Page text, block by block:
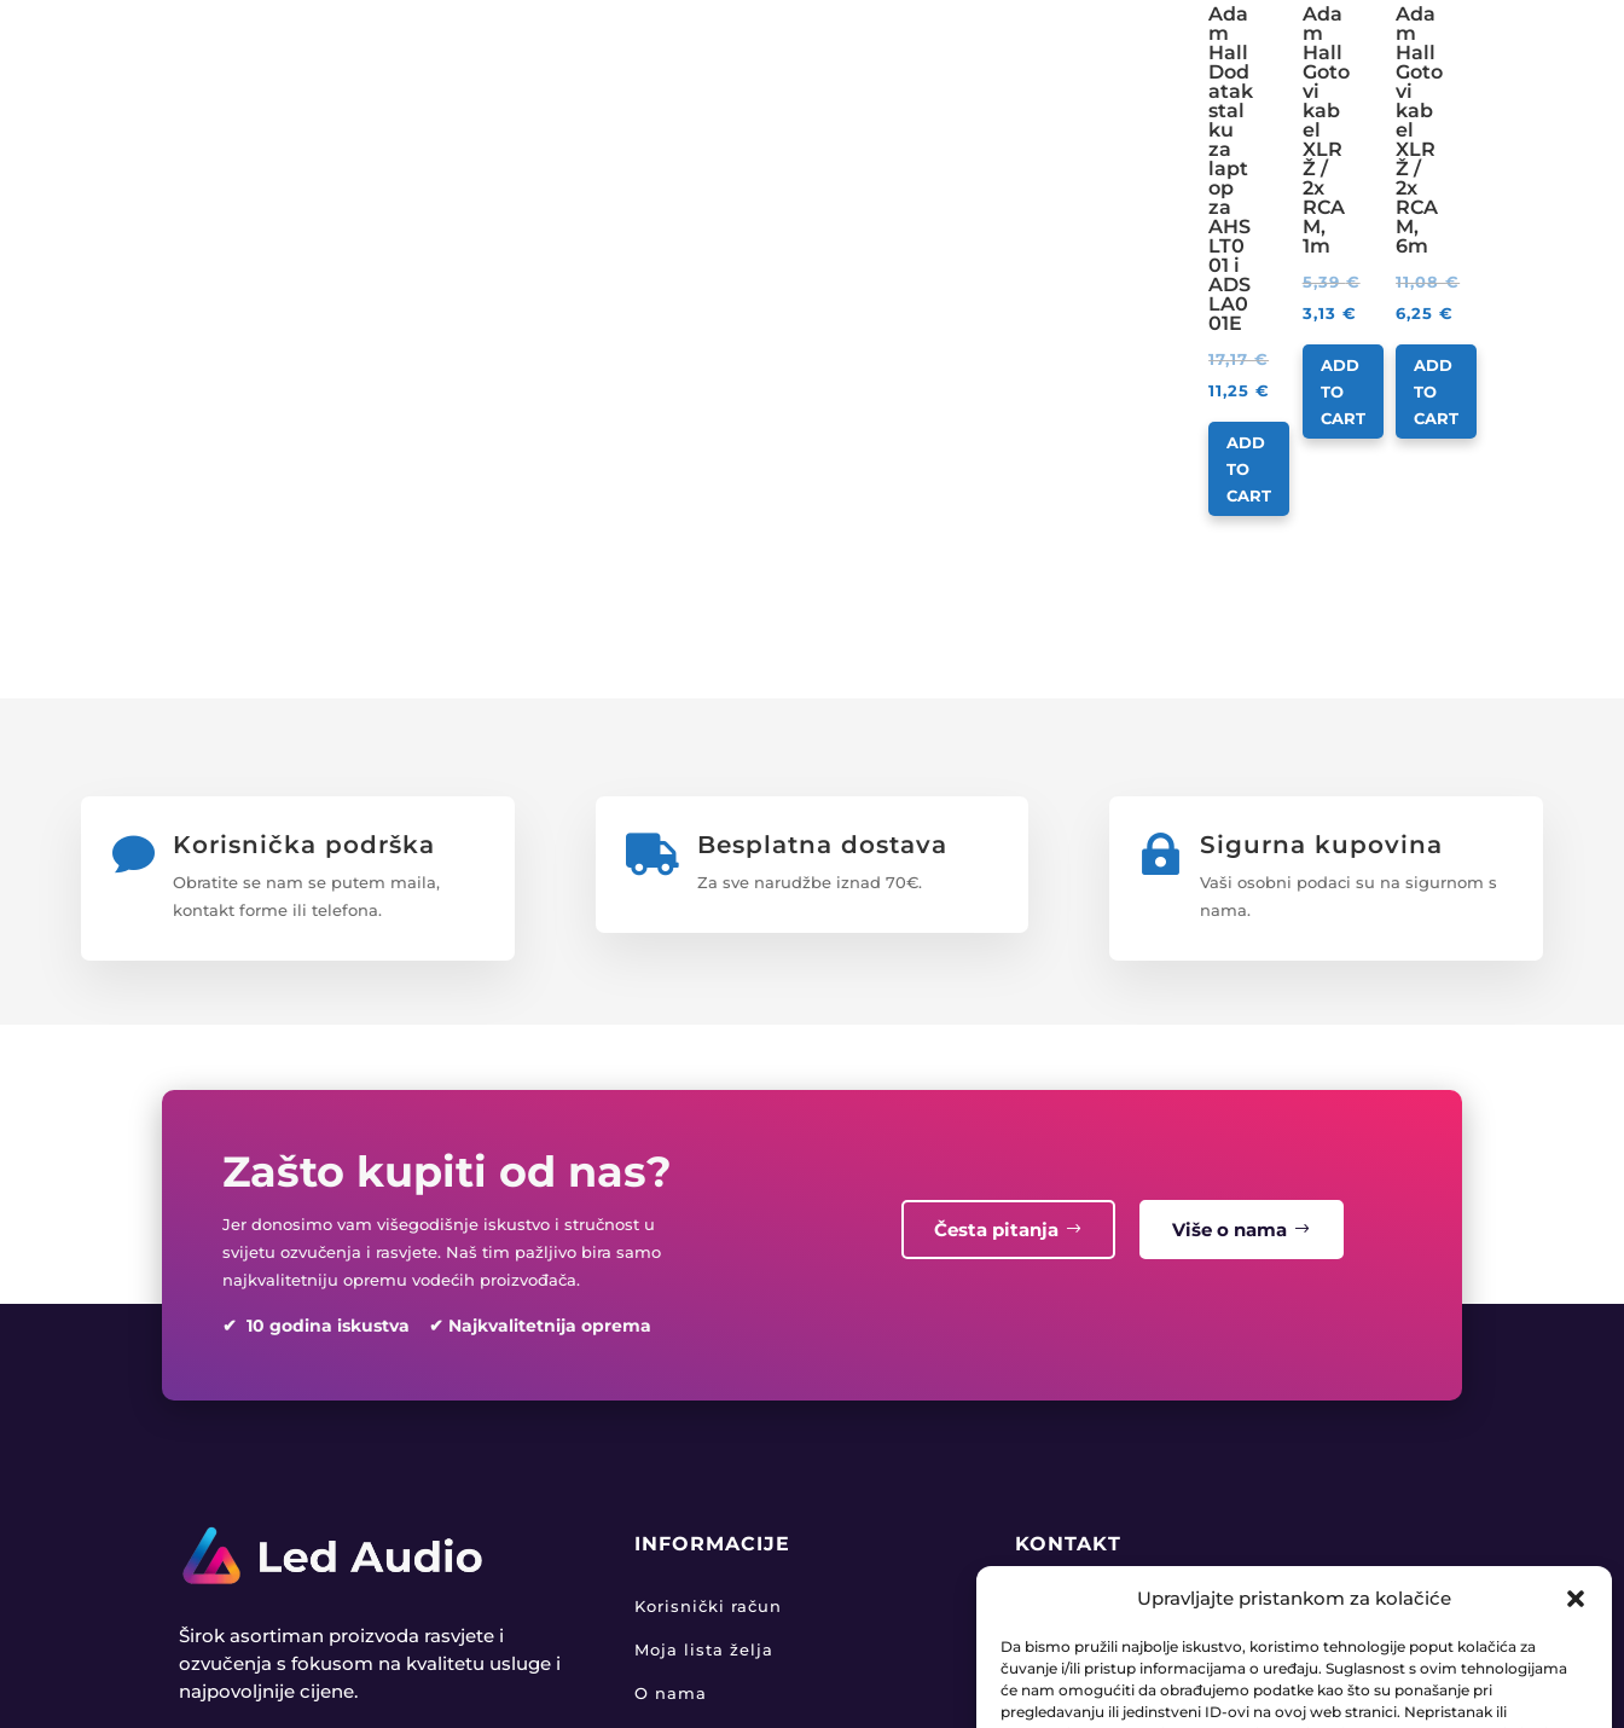
Upravljajte pristankom za kolačiće
Da bismo pružili najbolje iskustvo, koristimo tehnologije poput kolačića za
čuvanje i/ili pristup informacijama o uređaju. Suglasnost s ovim tehnologijama
će nam omogućiti da obrađujemo podatke kao što su ponašanje pri
pregledavanju ili jedinstveni ID-ovi na ovoj web stranici. Nepristanak ili
Ada
m
Hall
Dod
atak
stal
ku
za
lapt
op
za
AHS
LT0
01 i
ADS
LA0
01E
17,17€
11,25€
ADD
TO
CART
Ada
m
Hall
Goto
vi
kab
el
XLR
Ž /
2x
RCA
M,
1m
5,39€
3,13 €
ADD
TO
CART
Ada
m
Hall
Goto
vi
kab
el
XLR
Ž /
2x
RCA
M,
6m
11,08€
6,25€
ADD
TO
CART
 Korisnička podrška
Obratite se nam se putem maila,
kontakt forme ili telefona.
 Besplatna dostava
Za sve narudžbe iznad 70€.
 Sigurna kupovina
Vaši osobni podaci su na sigurnom s
nama.
Zašto kupiti od nas?
Jer donosimo vam višegodišnje iskustvo i stručnost u
svijetu ozvučenja i rasvjete. Naš tim pažljivo bira samo
najkvalitetniju opremu vodećih proizvođača.
✔ 10 godina iskustva ✔ Najkvalitetnija oprema
Česta pitanja Više o nama
Širok asortiman proizvoda rasvjete i
ozvučenja s fokusom na kvalitetu usluge i
najpovoljnije cijene.
INFORMACIJE
Korisnički račun
Moja lista želja
O nama
KONTAKT
+385 91 888 6406
prodaja@ledaudio.hr
 KLARIĆI 50B, 10410 VELIKA GORICA